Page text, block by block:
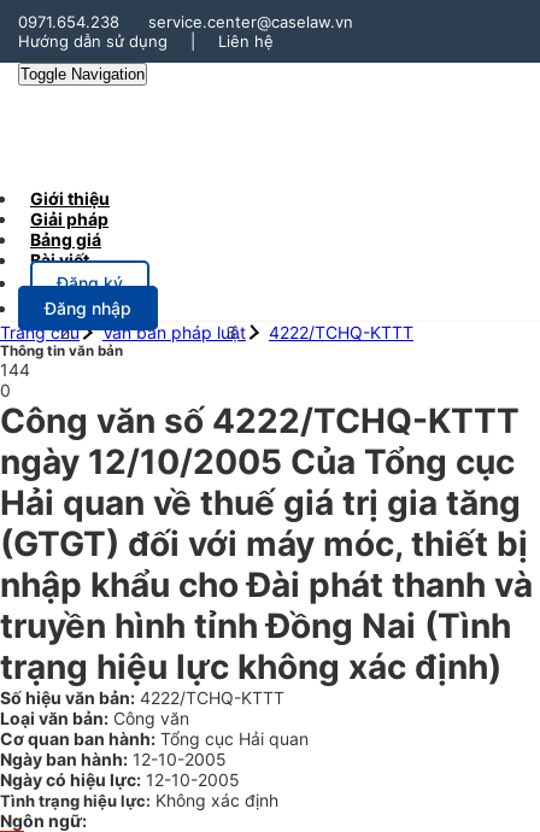
0971.654.238
service.center@caselaw.vn
Hướng dẫn sử dụng
Liên hệ
Toggle Navigation
Giới thiệu
Giải pháp
Bảng giá
Bài viết
Đăng ký
Đăng nhập
Trang chủ
Văn bản pháp luật 4222/TCHQ-KTTT
Thông tin văn bản
144
0
Công văn số 4222/TCHQ-KTTT
ngày 12/10/2005 Của Tổng cục
Hải quan về thuế giá trị gia tăng
(GTGT) đối với máy móc, thiết bị
nhập khẩu cho Đài phát thanh và
truyền hình tỉnh Đồng Nai (Tình
trạng hiệu lực không xác định)
Số hiệu văn bản: 4222/TCHQ-KTTT
Loại văn bản: Công văn
Cơ quan ban hành: Tổng cục Hải quan
Ngày ban hành: 12-10-2005
Ngày có hiệu lực: 12-10-2005
Tình trạng hiệu lực: Không xác định
Ngôn ngữ: